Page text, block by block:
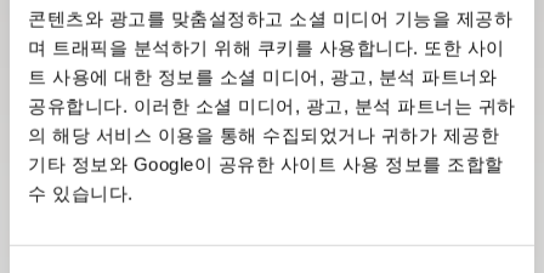
콘텐츠와 광고를 맞춤설정하고 소셜 미디어 기능을 제공하
며 트래픽을 분석하기 위해 쿠키를 사용합니다. 또한 사이
트 사용에 대한 정보를 소셜 미디어, 광고, 분석 파트너와
공유합니다. 이러한 소셜 미디어, 광고, 분석 파트너는 귀하
의 해당 서비스 이용을 통해 수집되었거나 귀하가 제공한
기타 정보와 Google이 공유한 사이트 사용 정보를 조합할
수 있습니다.